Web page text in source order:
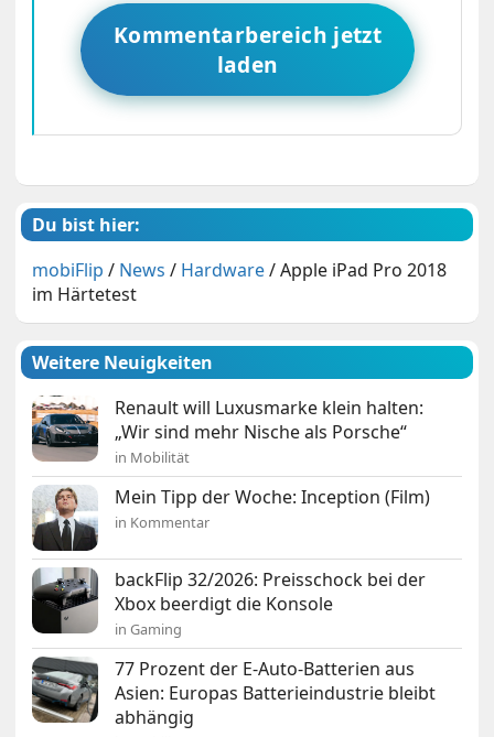
Kommentarbereich jetzt
laden
Du bist hier:
mobiFlip / News / Hardware/Apple iPad Pro 2018
im Härtetest
Weitere Neuigkeiten
Renault will Luxusmarke klein halten:
„Wir sind mehr Nische als Porsche“
in Mobilität
Mein Tipp der Woche: Inception (Film)
in Kommentar
backFlip 32/2026: Preisschock bei der
Xbox beerdigt die Konsole
in Gaming
77 Prozent der E-Auto-Batterien aus
Asien: Europas Batterieindustrie bleibt
abhängig